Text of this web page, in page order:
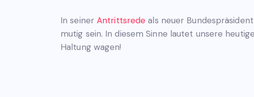
In seiner Antrittsrede als neuer
mutig sein. In diesem Sinne lautet unsere
Haltung wagen!